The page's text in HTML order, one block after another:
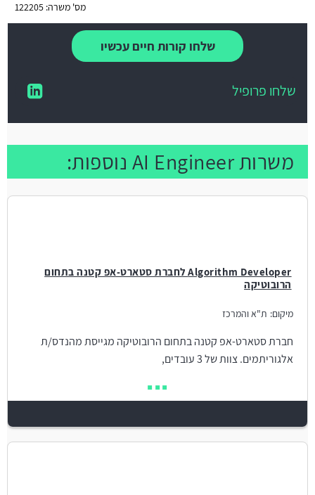
מס' משרה: 122205
שלחו קורות חיים עכשיו
שלחו פרופיל
משרות AI Engineer נוספות:
Algorithm Developer לחברת סטארט-אפ קטנה בתחום
הרובוטיקה
מיקום: ת"א והמרכז
חברת סטארט-אפ קטנה בתחום הרובוטיקה מגייסת מהנדס/ת
אלגוריתמים. צוות של 3 עובדים,